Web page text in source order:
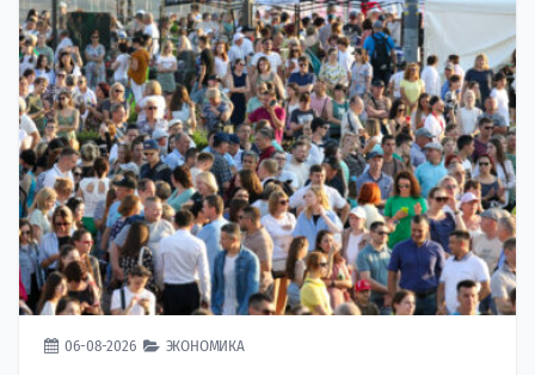
06-08-2026 ЭКОНОМИКА